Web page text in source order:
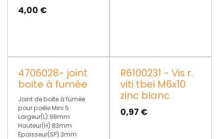
4,00 €
4706028- joint
boite à fumée
Joint de boite à fumée
pour poêle Mini 5
Largeur(L):98mm
Hauteur(H):83mm
Épaisseur(SP):3mm
PROMO
R6100231 - Vis r.
viti tbei M6x10
zinc blanc
0,97 €